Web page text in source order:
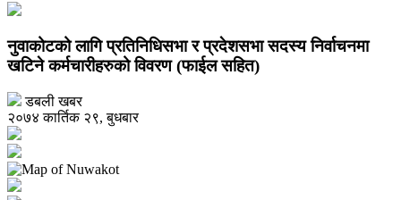
नुवाकोटको लागि प्रतिनिधिसभा र प्रदेशसभा सदस्य निर्वाचनमा
खटिने कर्मचारीहरुको विवरण (फाईल सहित)
डबली खबर
२०७४ कार्तिक २९, बुधबार